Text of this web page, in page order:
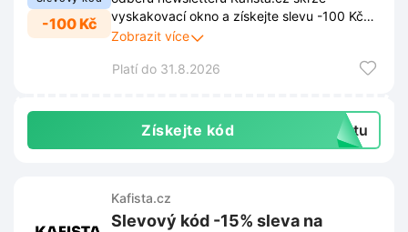
-100 Kč
vyskakovací okno a získejte slevu -100 Kč
na svůj nákup. Nechte si zpříjemnit nákup
Vám neuniknou žádné novinky, slevy ani
Zobrazit více
Platí do 31.8.2026
Získejte kód extu
Kafista.cz
Slevový kód -15% sleva na